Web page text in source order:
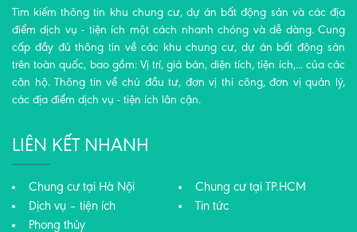
Tìm kiếm thông tin khu chung cư, dự án bất động sản và các địa
điểm dịch vụ - tiện ích một cách nhanh chóng và dễ dàng. Cung
cấp đầy đủ thông tin về các khu chung cư, dự án bất động sản
trên toàn quốc, bao gồm: Vị trí, giá bán, diện tích, tiện ích,... của các
căn hộ. Thông tin về chủ đầu tư, đơn vị thi công, đơn vị quản lý,
các địa điểm dịch vụ - tiện ích lân cận.
LIÊN KẾT NHANH
Chung cư tại Hà Nội
Chung cư tại TP.HCM
Dịch vụ – tiện ích
Tin tức
Phong thủy